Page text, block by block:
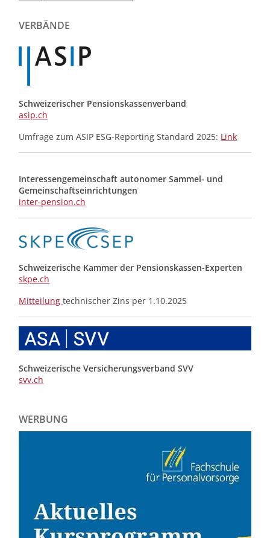
Meldungen
VERBÄNDE
Schweizerischer Pensionskassenverband
asip.ch
Umfrage zum ASIP ESG-Reporting Standard 2025: Link
Interessengemeinschaft autonomer Sammel- und
Gemeinschafts­einrichtungen
inter-pension.ch
Schweizerische Kammer der Pensionskassen-Experten
skpe.ch
Mitteilungtechnischer Zins per 1.10.2025
Schweizerische Versicherungsverband SVV
svv.ch
WERBUNG